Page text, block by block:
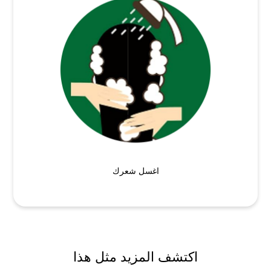
اغسل شعرك
اكتشف المزيد مثل هذا